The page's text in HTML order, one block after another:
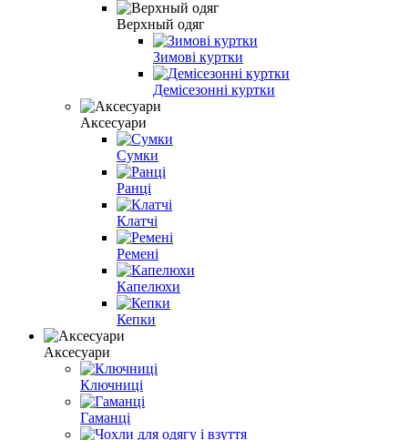
Верхный одяг
Зимові куртки
Демісезонні куртки
Аксесуари
Сумки
Ранці
Клатчі
Ремені
Капелюхи
Кепки
Аксесуари
Ключниці
Гаманці